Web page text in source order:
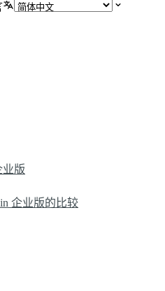
业版
企业版的比较